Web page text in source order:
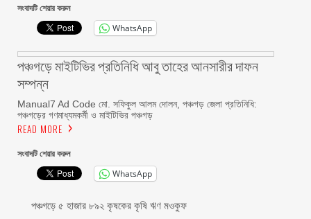
সংবাদটি শেয়ার করুন
WhatsApp
পঞ্চগড়ে মাইটিভির প্রতিনিধি আবু তাহের আনসারীর দাফন
সম্পন্ন
Manual7 Ad Code মো. সফিকুল আলম দোলন, পঞ্চগড় জেলা প্রতিনিধি:
পঞ্চগড়ের গণমাধ্যমকর্মী ও মাইটিভির পঞ্চগড়
READ MORE
সংবাদটি শেয়ার করুন
WhatsApp
পঞ্চগড়ে ৫ হাজার ৮৯২ কৃষকের কৃষি ঋণ মওকুফ